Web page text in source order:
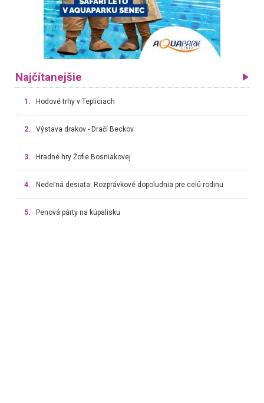
Najčítanejšie
1. Hodové trhy v Tepliciach
2. Výstava drakov - Dračí Beckov
3. Hradné hry Žofie Bosniakovej
4. Nedeľná desiata: Rozprávkové dopoludnia pre celú rodinu
5. Penová párty na kúpalisku